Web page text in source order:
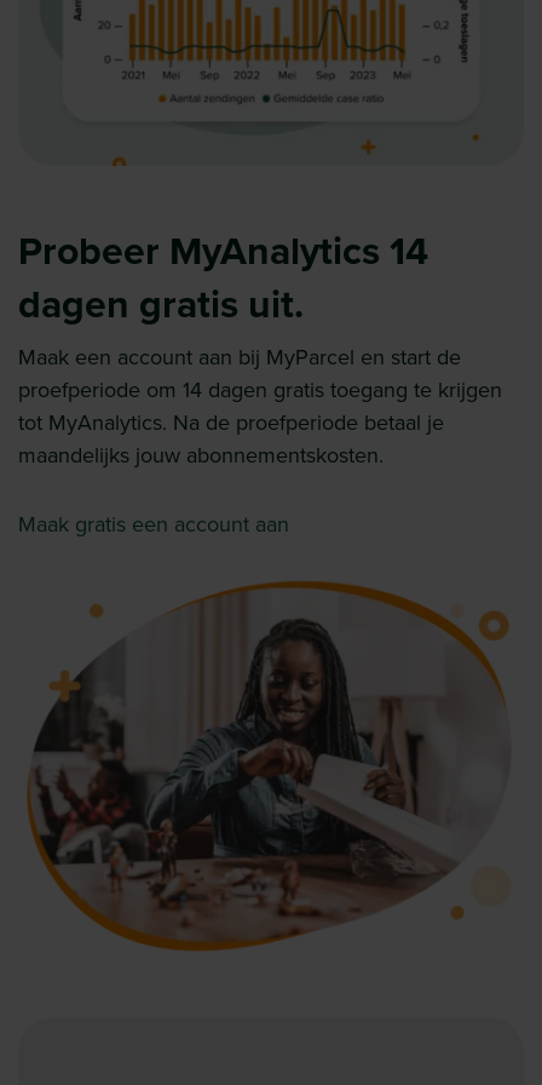
Probeer MyAnalytics 14
dagen gratis uit.
Maak een account aan bij MyParcel en start de
proefperiode om 14 dagen gratis toegang te krijgen
tot MyAnalytics. Na de proefperiode betaal je
maandelijks jouw abonnementskosten.
Maak gratis een account aan